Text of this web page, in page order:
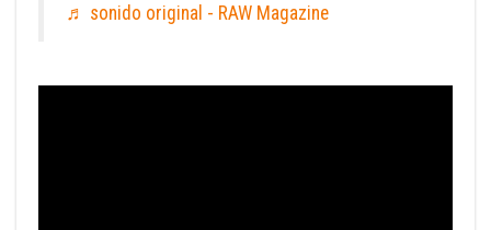
♬ sonido original - RAW Magazine